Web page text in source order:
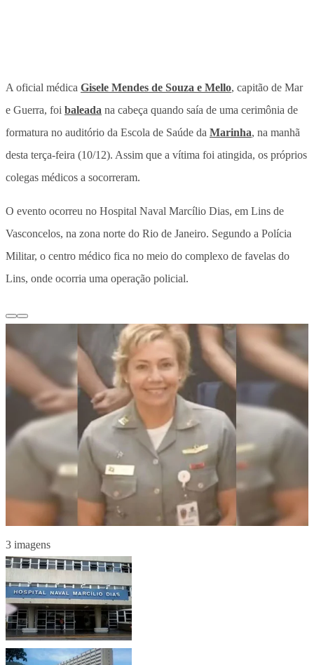
A oficial médica Gisele Mendes de Souza e Mello, capitão de Mar
e Guerra, foi baleada na cabeça quando saía de uma cerimônia de
formatura no auditório da Escola de Saúde da Marinha, na manhã
desta terça-feira (10/12). Assim que a vítima foi atingida, os próprios
colegas médicos a socorreram.
O evento ocorreu no Hospital Naval Marcílio Dias, em Lins de
Vasconcelos, na zona norte do Rio de Janeiro. Segundo a Polícia
Militar, o centro médico fica no meio do complexo de favelas do
Lins, onde ocorria uma operação policial.
3 imagens